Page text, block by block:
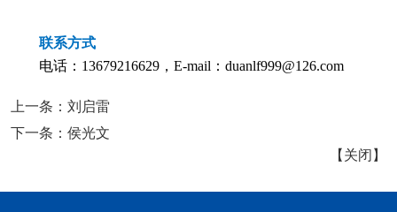
联系方式
电话：13679216629，E-mail：duanlf999@126.com
上一条： 刘启雷
下一条： 侯光文
【 关闭 】